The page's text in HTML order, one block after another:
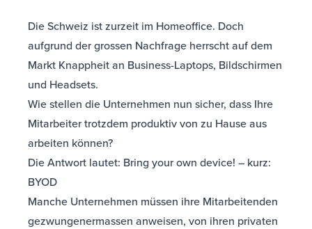
Die Schweiz ist zurzeit im Homeoffice. Doch
aufgrund der grossen Nachfrage herrscht auf dem
Markt Knappheit an Business-Laptops, Bildschirmen
und Headsets.
Wie stellen die Unternehmen nun sicher, dass Ihre
Mitarbeiter trotzdem produktiv von zu Hause aus
arbeiten können?
Die Antwort lautet: Bring your own device! – kurz:
BYOD
Manche Unternehmen müssen ihre Mitarbeitenden
gezwungenermassen anweisen, von ihren privaten